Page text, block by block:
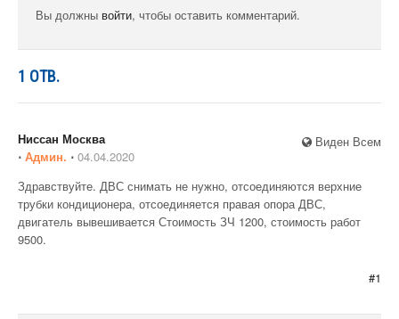
Вы должны войти, чтобы оставить комментарий.
1 ОТВ.
Виден Всем
Ниссан Москва
⋅ Админ. ⋅ 04.04.2020
Здравствуйте. ДВС снимать не нужно, отсоединяются верхние
трубки кондиционера, отсоединяется правая опора ДВС,
двигатель вывешивается Стоимость ЗЧ 1200, стоимость работ
9500.
#1